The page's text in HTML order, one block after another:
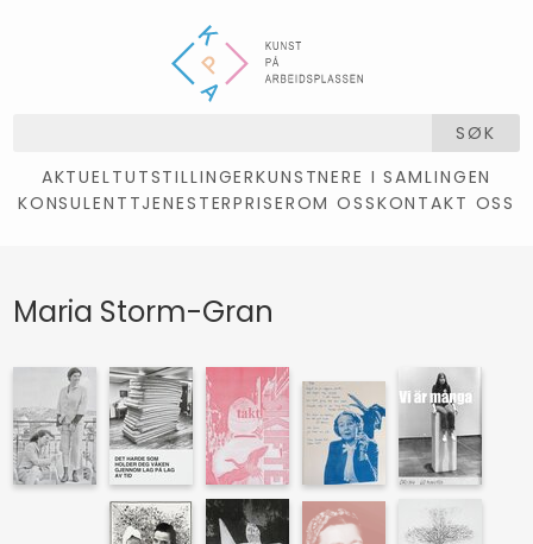
SØK
AKTUELTUTSTILLINGERKUNSTNERE I SAMLINGEN
KONSULENTTJENESTERPRISEROM OSSKONTAKT OSS
Maria Storm-Gran